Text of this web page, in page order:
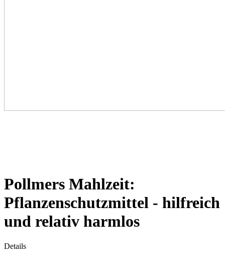
Pollmers Mahlzeit:
Pflanzenschutzmittel - hilfreich
und relativ harmlos
Details